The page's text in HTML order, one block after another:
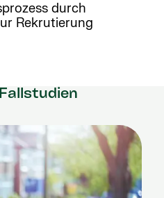
durch
Rekrutierung